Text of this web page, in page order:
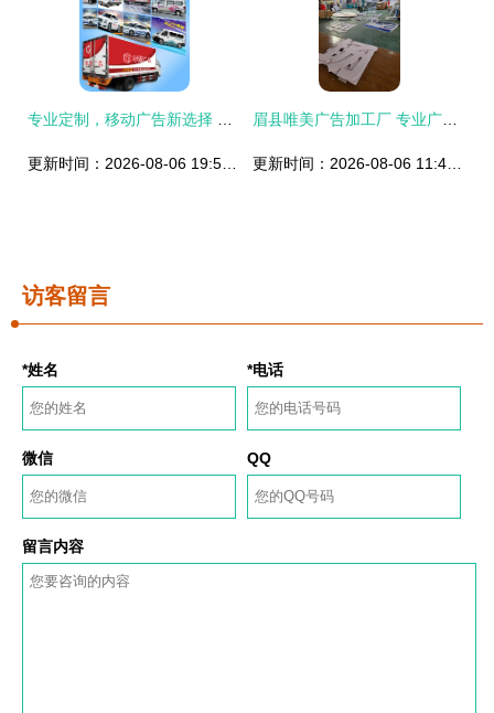
访客留言
*姓名 *电话
微信 QQ
留言内容